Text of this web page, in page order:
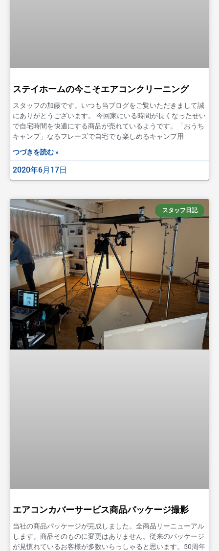
ステイホームの今こそエアコンクリーニング
スタッフの加藤です。いつも当ブログをご覧いただきまして誠
にありがとうございます。 今回家にいる時間が長くなったせい
で自宅時間を快適にする商品が売れているようです。「おうち
キャンプ」なるフレーズで自宅でも楽しめるキャンプ用
つづきを読む »
2020年6月17日
スタッフ日記
エアコンカバーサービス商品パッケージ撮影
当社の商品パッケージが完成しました。全商品リーニューアル
します。商品そのものに変更はありません。従来のパッケージ
が見慣れているお客様が多数いらっしゃると思います。50周年